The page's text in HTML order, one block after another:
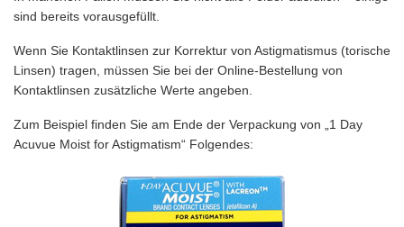
sind bereits vorausgefüllt.
Wenn Sie Kontaktlinsen zur Korrektur von Astigmatismus (torische
Linsen) tragen, müssen Sie bei der Online-Bestellung von
Kontaktlinsen zusätzliche Werte angeben.
Zum Beispiel finden Sie am Ende der Verpackung von „1 Day
Acuvue Moist for Astigmatism“ Folgendes: